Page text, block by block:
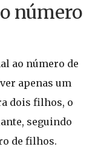
número
ao número de
apenas um
dois filhos, o
seguindo
de filhos.